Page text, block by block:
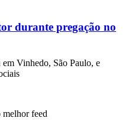
durante pregação no
em Vinhedo, São Paulo, e
feed